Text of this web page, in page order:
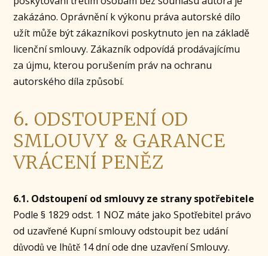
zakázáno. Oprávnění k výkonu práva autorské dílo
užít může být zákazníkovi poskytnuto jen na základě
licenční smlouvy. Zákazník odpovídá prodávajícímu
za újmu, kterou porušením práv na ochranu
autorského díla způsobí.
6. ODSTOUPENÍ OD
SMLOUVY & GARANCE
VRÁCENÍ PENĚZ
6.1. Odstoupení od smlouvy ze strany spotřebitele
Podle § 1829 odst. 1 NOZ máte jako Spotřebitel právo
od uzavřené Kupní smlouvy odstoupit bez udání
důvodů ve lhůtě 14 dní ode dne uzavření Smlouvy.